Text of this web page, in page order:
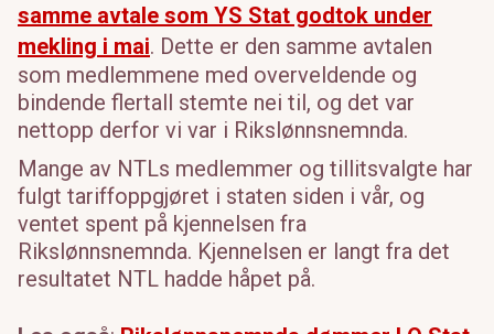
samme avtale som YS Stat godtok under
mekling i mai. Dette er den samme avtalen
som medlemmene med overveldende og
bindende flertall stemte nei til, og det var
nettopp derfor vi var i Rikslønnsnemnda.
Mange av NTLs medlemmer og tillitsvalgte har
fulgt tariffoppgjøret i staten siden i vår, og
ventet spent på kjennelsen fra
Rikslønnsnemnda. Kjennelsen er langt fra det
resultatet NTL hadde håpet på.